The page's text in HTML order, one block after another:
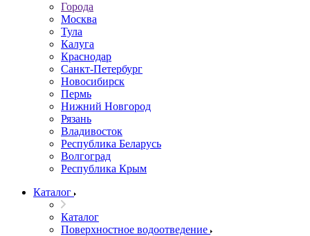
Города
Москва
Тула
Калуга
Краснодар
Санкт-Петербург
Новосибирск
Пермь
Нижний Новгород
Рязань
Владивосток
Республика Беларусь
Волгоград
Республика Крым
Каталог
Каталог
Поверхностное водоотведение